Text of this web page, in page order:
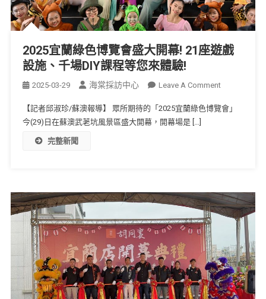
2025宜蘭綠色博覽會盛大開幕! 21座遊戲
設施、千場DIY課程等您來體驗!
2025-03-29 海棠採訪中心 Leave A Comment
【記者邱淑珍/蘇澳報導】 眾所期待的「2025宜蘭綠色博覽會」
今(29)日在蘇澳武荖坑風景區盛大開幕，開幕場是 […]
完整新聞